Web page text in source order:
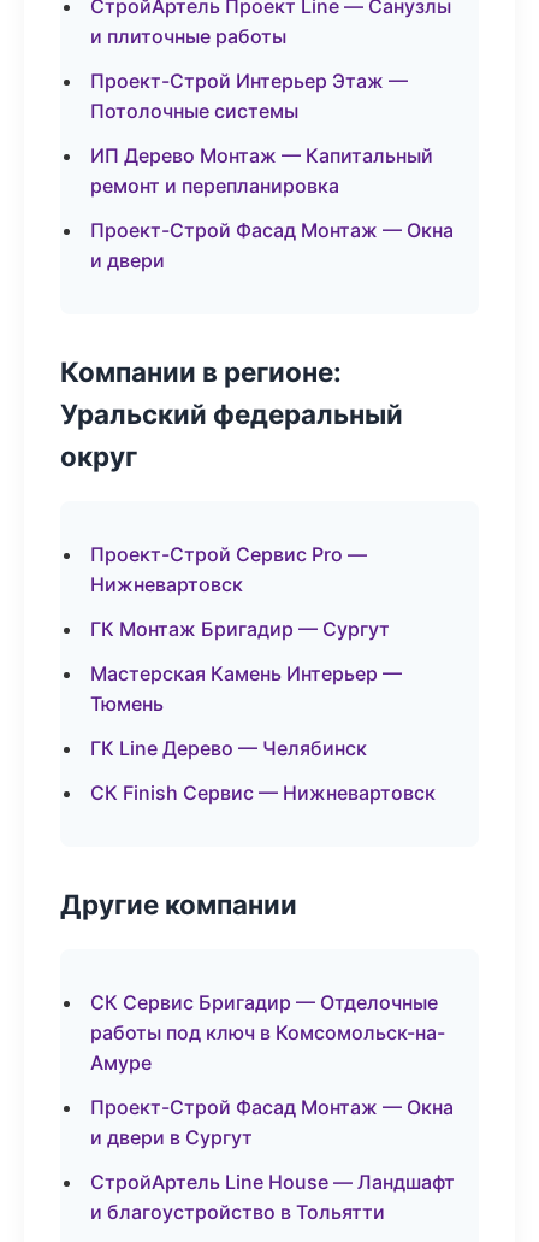
СтройАртель Проект Line — Санузлы
и плиточные работы
Проект-Строй Интерьер Этаж —
Потолочные системы
ИП Дерево Монтаж — Капитальный
ремонт и перепланировка
Проект-Строй Фасад Монтаж — Окна
и двери
Компании в регионе:
Уральский федеральный
округ
Проект-Строй Сервис Pro —
Нижневартовск
ГК Монтаж Бригадир — Сургут
Мастерская Камень Интерьер —
Тюмень
ГК Line Дерево — Челябинск
СК Finish Сервис — Нижневартовск
Другие компании
СК Сервис Бригадир — Отделочные
работы под ключ в Комсомольск-на-
Амуре
Проект-Строй Фасад Монтаж — Окна
и двери в Сургут
СтройАртель Line House — Ландшафт
и благоустройство в Тольятти